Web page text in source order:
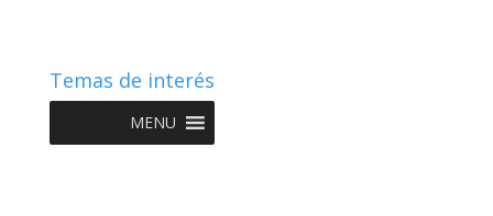
Temas de interés
MENU